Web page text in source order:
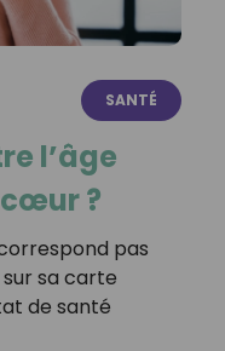
SANTÉ
l’âge
?
pas
sur sa carte
de santé